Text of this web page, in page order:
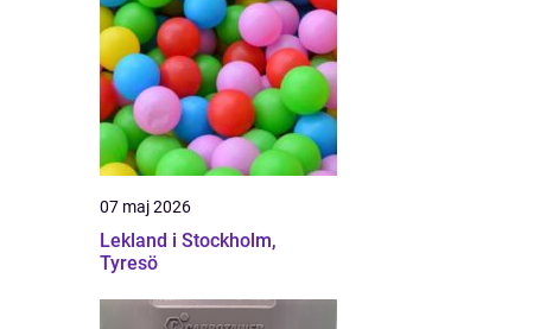
07 maj 2026
Lekland i Stockholm,
Tyresö